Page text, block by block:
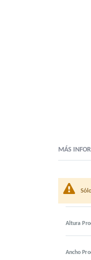
MÁS
Altura
Ancho